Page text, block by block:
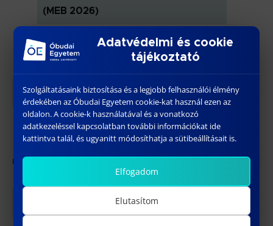
(MEB 2026)
Óbudai Egyetem KGK TA. épület
Budapest, Magyarország
SZE
29
április 29 @ 14:00-17:30
63. TUDOMÁNYOS DIÁKKÖRI
KONFERENCIA
Óbudai Egyetem KGK TG. épület
május 2026
HÉT
Adatvédelmi és cookie
tájékoztató
Szolgáltatásaink biztosítása és a legjobb felhasználói élmény
érdekében az Óbudai Egyetem cookie-kat használ ezen az
oldalon. A cookie-k használatával és a vonatkozó
adatkezeléssel kapcsolatban további információkat ide
kattintva talál, és ugyanitt módosíthatja a sütibeállításait is.
Elfogadom
Elutasítom